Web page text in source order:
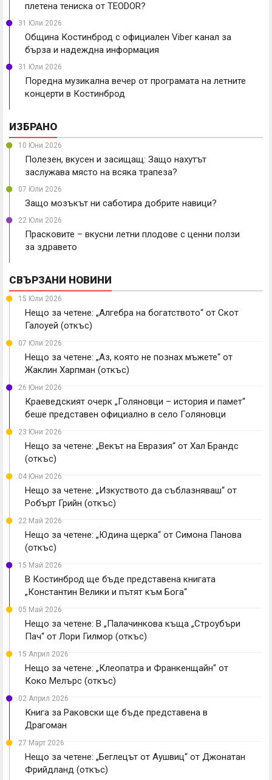
плетена тениска от TEODOR?
31 Юли 2026
Община Костинброд с официален Viber канал за
бърза и надеждна информация
31 Юли 2026
Поредна музикална вечер от програмата на летните
концерти в Костинброд
ИЗБРАНО
10 Юни 2026
Полезен, вкусен и засищащ: Защо нахутът
заслужава място на всяка трапеза?
07 Юли 2026
Защо мозъкът ни саботира добрите навици?
22 Юли 2026
Прасковите – вкусни летни плодове с ценни ползи
за здравето
СВЪРЗАНИ НОВИНИ
15 Юли 2026
Нещо за четене: „Алгебра на богатството“ от Скот
Галоуей (откъс)
07 Юли 2026
Нещо за четене: „Аз, която не познах мъжете“ от
Жаклин Харпман (откъс)
26 Юни 2026
Краеведският очерк „Голяновци – история и памет“
беше представен официално в село Голяновци
23 Юни 2026
Нещо за четене: „Векът на Евразия“ от Хал Брандс
(откъс)
04 Юни 2026
Нещо за четене: „Изкуството да съблазняваш“ от
Робърт Грийн (откъс)
22 Май 2026
Нещо за четене: „Юдина щерка“ от Симона Панова
(откъс)
15 Май 2026
В Костинброд ще бъде представена книгата
„Константин Велики и пътят към Бога“
05 Май 2026
Нещо за четене: В „Палачинкова къща „Строубъри
Пач“ от Лори Гилмор (откъс)
15 Април 2026
Нещо за четене: „Клеопатра и Франкенщайн“ от
Коко Мелърс (откъс)
02 Април 2026
Книга за Раковски ще бъде представена в
Драгоман
27 Март 2026
Нещо за четене: „Беглецът от Аушвиц“ от Джонатан
Фрийдланд (откъс)